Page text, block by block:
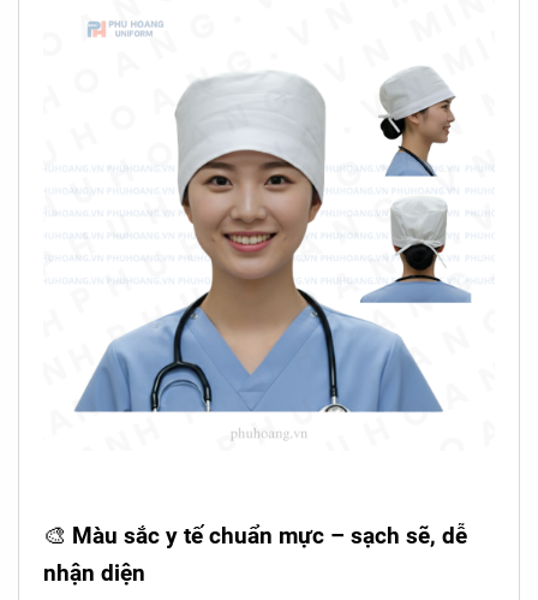
🎨 Màu sắc y tế chuẩn mực – sạch sẽ, dễ
nhận diện